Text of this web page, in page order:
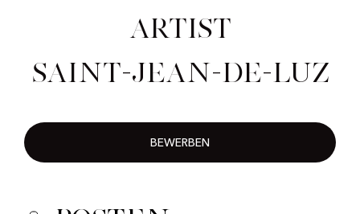
Artist
Saint-Jean-de-Luz
BEWERBEN